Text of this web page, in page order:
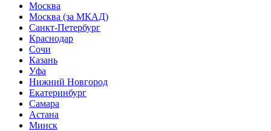
Москва
Москва (за МКАД)
Санкт-Петербург
Краснодар
Сочи
Казань
Уфа
Нижний Новгород
Екатеринбург
Самара
Астана
Минск